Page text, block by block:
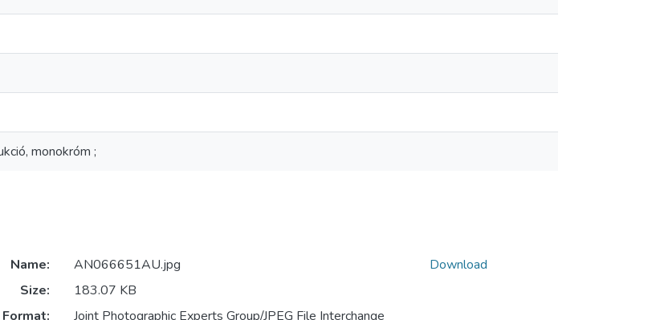
monokróm ;
Name:
AN066651AU.jpg
Size:
183.07 KB
Format:
Joint Photographic Experts Group/JPEG File Interchange
Download